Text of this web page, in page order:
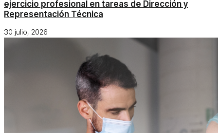
ejercicio profesional en tareas de Dirección y
Representación Técnica
30 julio, 2026